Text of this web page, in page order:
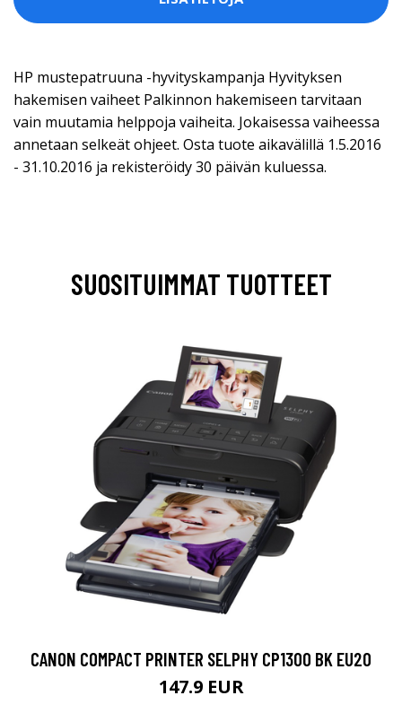
HP mustepatruuna -hyvityskampanja Hyvityksen
hakemisen vaiheet Palkinnon hakemiseen tarvitaan
vain muutamia helppoja vaiheita. Jokaisessa vaiheessa
annetaan selkeät ohjeet. Osta tuote aikavälillä 1.5.2016
- 31.10.2016 ja rekisteröidy 30 päivän kuluessa.
SUOSITUIMMAT TUOTTEET
CANON COMPACT PRINTER SELPHY CP1300 BK EU20
147.9 EUR